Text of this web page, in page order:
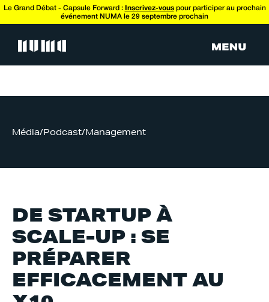
Le Grand Débat - Capsule Forward : Inscrivez-vouspour participer au prochain
événement NUMA le 29 septembre prochain
Média/Podcast/Management
DE STARTUP À
SCALE-UP : SE
PRÉPARER
EFFICACEMENT AU